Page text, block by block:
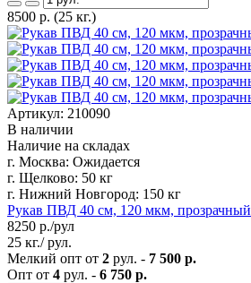
8500 р. (25 кг.)
Артикул: 210090
В наличии
Наличие на складах
г. Москва: Ожидается
г. Щелково: 50 кг
г. Нижний Новгород: 150 кг
Рукав ПВД 40 см, 120 мкм, прозрачный
8250 р./рул
25 кг./ рул.
Мелкий опт от 2 рул. - 7 500 р.
Опт от 4 рул. - 6 750 р.